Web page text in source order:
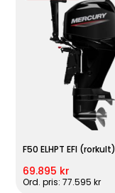
F50 ELHPT EFI (rorkult)
69.895 kr
Ord. pris: 77.595 kr